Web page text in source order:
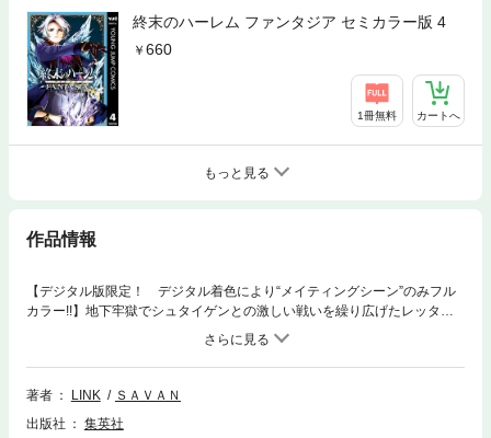
終末のハーレム ファンタジア セミカラー版 4
660
1冊無料 カートへ
もっと見る
作品情報
【デジタル版限定！ デジタル着色により“メイティングシーン”のみフル
カラー!!】地下牢獄でシュタイゲンとの激しい戦いを繰り広げたレッタだ
ったが、マギーを庇い負傷したことで撤退を余儀なくされてしまう。人質
となったマギーを助けだすため、レッタは命懸けの修行に挑む!! 一方、
魔女・ヴァリアクメリアは新たなる竜の器を持つ少年・ヨタに力を授けよ
うとするも、ドゥティアスによってヨタは殺されてしまう…。そのままヴ
姿を目撃し――!? そしてアルクとデイラ姫は帝国を倒すため、ゴーチェ
著者 LINK
ＳＡＶＡＮ
出版社
集英社